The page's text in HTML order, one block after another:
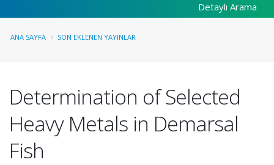
Detaylı Arama
ANA SAYFA SON EKLENEN YAYINLAR
Determination of Selected
Heavy Metals in Demarsal
Fish